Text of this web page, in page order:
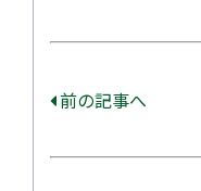
前の記事へ